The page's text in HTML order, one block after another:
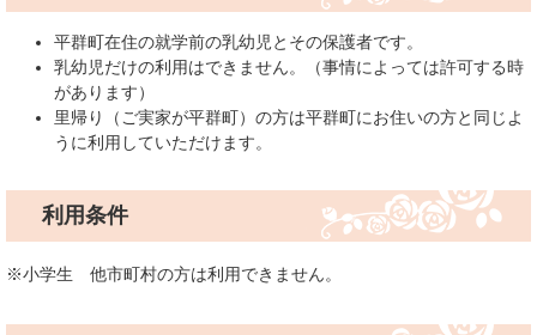
平群町在住の就学前の乳幼児とその保護者です。
乳幼児だけの利用はできません。（事情によっては許可する時
があります）​
里帰り（ご実家が平群町）の方は平群町にお住いの方と同じよ
うに利用していただけます。
利用条件
※小学生 他市町村の方は利用できません。